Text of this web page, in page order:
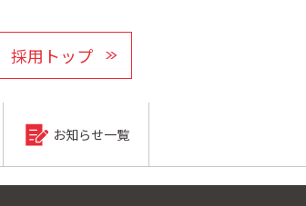
採用トップ
お知らせ一覧